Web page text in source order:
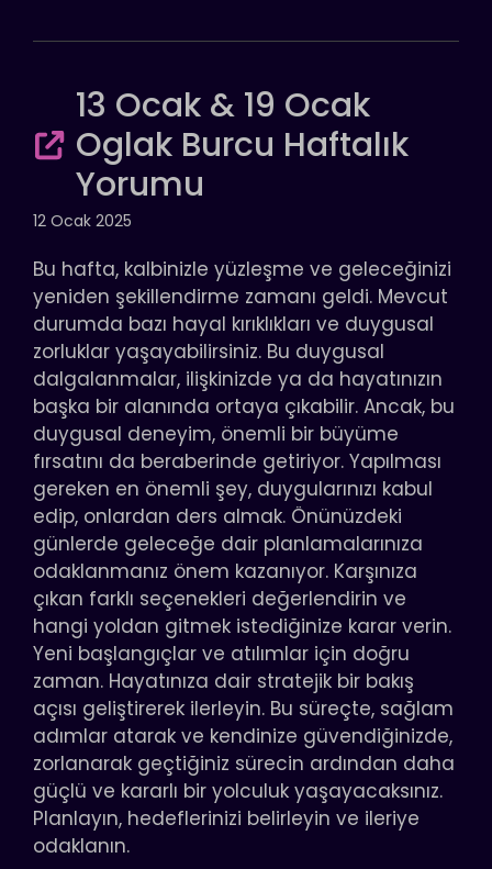
13 Ocak & 19 Ocak
Oglak Burcu Haftalık
Yorumu
12 Ocak 2025
Bu hafta, kalbinizle yüzleşme ve geleceğinizi
yeniden şekillendirme zamanı geldi. Mevcut
durumda bazı hayal kırıklıkları ve duygusal
zorluklar yaşayabilirsiniz. Bu duygusal
dalgalanmalar, ilişkinizde ya da hayatınızın
başka bir alanında ortaya çıkabilir. Ancak, bu
duygusal deneyim, önemli bir büyüme
fırsatını da beraberinde getiriyor. Yapılması
gereken en önemli şey, duygularınızı kabul
edip, onlardan ders almak. Önünüzdeki
günlerde geleceğe dair planlamalarınıza
odaklanmanız önem kazanıyor. Karşınıza
çıkan farklı seçenekleri değerlendirin ve
hangi yoldan gitmek istediğinize karar verin.
Yeni başlangıçlar ve atılımlar için doğru
zaman. Hayatınıza dair stratejik bir bakış
açısı geliştirerek ilerleyin. Bu süreçte, sağlam
adımlar atarak ve kendinize güvendiğinizde,
zorlanarak geçtiğiniz sürecin ardından daha
güçlü ve kararlı bir yolculuk yaşayacaksınız.
Planlayın, hedeflerinizi belirleyin ve ileriye
odaklanın.